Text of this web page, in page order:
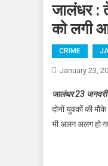
जालंधर :
को लगी
CRIME
January 23,
जालंधर 23 जनवरी
दोनों युवकों की
भी अलग अलग हो